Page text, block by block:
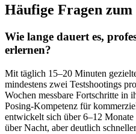
Häufige Fragen
Wie lange dauert es,
erlernen?
Mit täglich 15–20 Minuten
mindestens zwei Testshootings
Wochen messbare Fortschritte
Posing-Kompetenz für
entwickelt sich über 6–12
über Nacht, aber deutlich